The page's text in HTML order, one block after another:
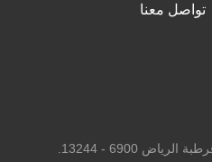
تواصل معنا